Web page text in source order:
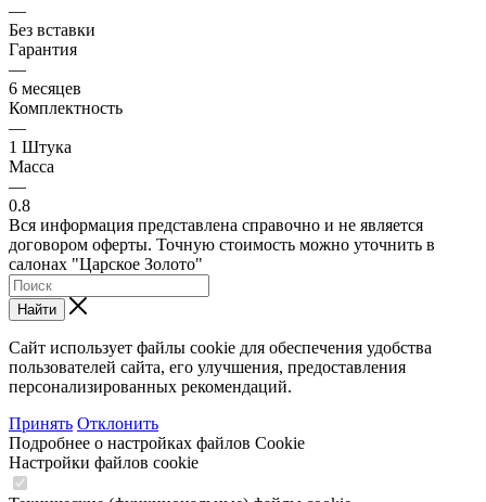
—
Без вставки
Гарантия
—
6 месяцев
Комплектность
—
1 Штука
Масса
—
0.8
Вся информация представлена справочно и не является
договором оферты. Точную стоимость можно уточнить в
салонах "Царское Золото"
Найти
Сайт использует файлы cookie для обеспечения удобства
пользователей сайта, его улучшения, предоставления
персонализированных рекомендаций.
Принять Отклонить
Подробнее о настройках файлов Cookie
Настройки файлов cookie